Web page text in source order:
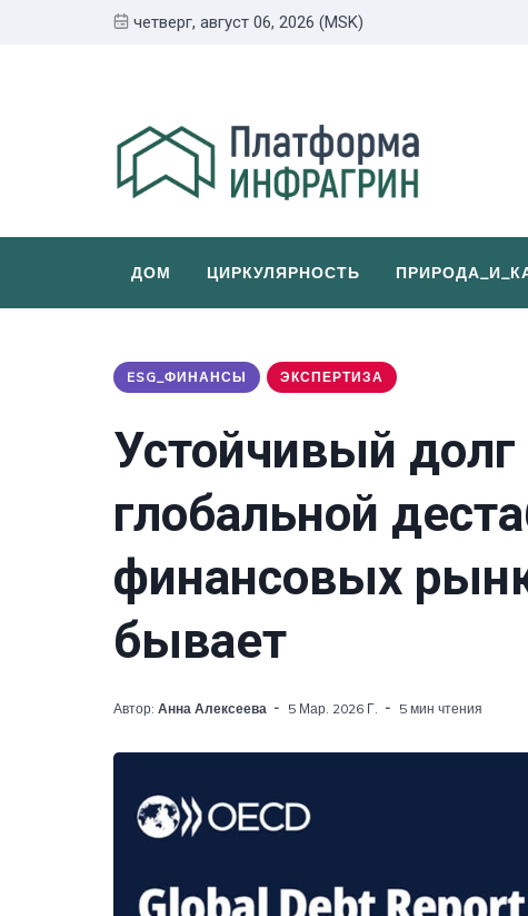
четверг, август 06, 2026 (MSK)
ДОМ ЦИРКУЛЯРНОСТЬ
ESG_ФИНАНСЫ ЭКСПЕРТИЗА
Устойчивый долг
глобальной
финансовых
бывает
Автор: Анна Алексеева 5 Мар. 2026 Г. 5 мин чтения